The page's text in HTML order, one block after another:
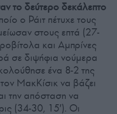
το δεύτερο δεκάλεπτο
ο Ράιτ πέτυχε τους
στους επτά (27-
και Αμπρίνες
σε διψήφια νούμερα
ένα 8-2 της
ΜακΚίσικ να βάζει
την απόσταση να
(34-30, 15′). Οι